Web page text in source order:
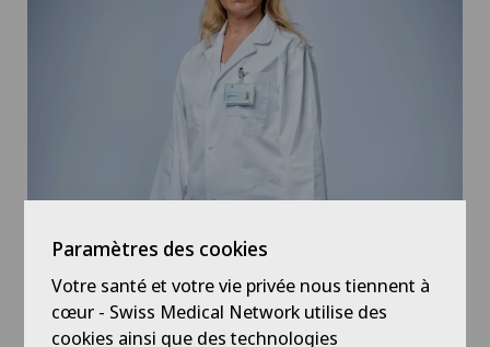
Blouse blanche médecin, chaussures discrètes
Paramètres des cookies
Votre santé et votre vie privée nous tiennent à
cœur - Swiss Medical Network utilise des
cookies ainsi que des technologies